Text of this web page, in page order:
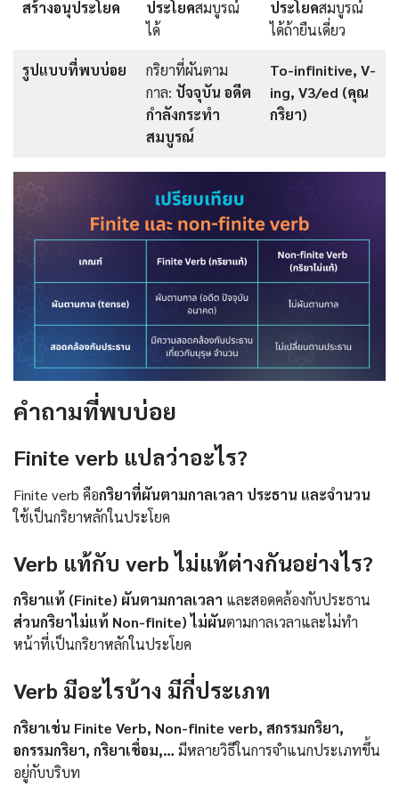
สร้างอนุประโยค
ประโยคสมบูรณ์
ได้
ประโยคสมบูรณ์
ได้ถ้ายืนเดี่ยว
รูปแบบที่พบบ่อย
กริยาที่ผันตาม
กาล: ปัจจุบัน อดีต
กำลังกระทำ
สมบูรณ์
To-infinitive, V-
ing, V3/ed (คุณ
กริยา)
คำถามที่พบบ่อย
Finite verb แปลว่าอะไร?
Finite verb คือกริยาที่ผันตามกาลเวลา ประธาน และจำนวน
ใช้เป็นกริยาหลักในประโยค
Verb แท้กับ verb ไม่แท้ต่างกันอย่างไร?
กริยาแท้ (Finite) ผันตามกาลเวลา และสอดคล้องกับประธาน
ส่วนกริยาไม่แท้ Non-finite) ไม่ผันตามกาลเวลาและไม่ทำ
หน้าที่เป็นกริยาหลักในประโยค
Verb มีอะไรบ้าง มีกี่ประเภท
กริยาเช่น Finite Verb, Non-finite verb, สกรรมกริยา,
อกรรมกริยา, กริยาเชื่อม,…มีหลายวิธีในการจำแนกประเภทขึ้น
อยู่กับบริบท